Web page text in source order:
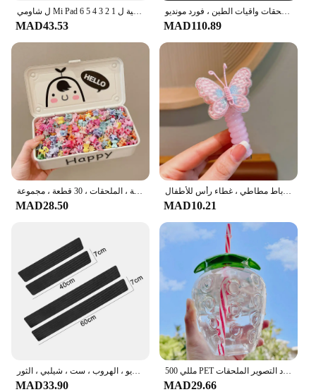
ل شاومي Mi Pad 6 5 4 3 2 1 برو زائد 11 بوصة الزجاج المقسى حامي الشاشة فيلم واقية ل MiPad Redmi 8 10.1 10.6 12.4
MAD43.53
واقي طين رفرف الطين ، رفرف رفرف رفرف ، ملحقات واقيات الطين ، فورد مونديو ، MK4 ، MK5 ، ~ ، Fusion cd390 ، our
MAD110.89
مقاطع صغيرة مخالب الشعر لطيف للفتيات ، دبوس الشعر الملونة الطفل ، الكرتون ، الأرنب ، زهرة ، تاج ، مقاطع الشعر نجمة ، الملحقات ، 30 قطعة ، مجموعة
MAD28.50
حبل شعر بخط هاتف حلزوني مرن ، فراشة مُطَرزة جميلة ، حلقة شعر على شكل ذيل حصان ، رباط مطاطي ، غطاء رأس للأطفال
MAD10.21
MAD33.90
500 مللي PET الفراولة على شكل الأطفال القش القدح واضح الفراولة عصير القدح كوب الماء البارد التصوير الملحقات
MAD29.66